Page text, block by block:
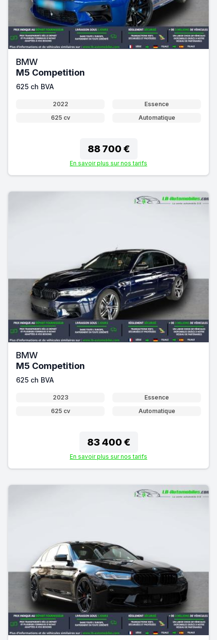
BMW
M5 Competition
625 ch BVA
2022
Essence
625 cv
Automatique
88 700 €
En savoir plus sur nos tarifs
BMW
M5 Competition
625 ch BVA
2023
Essence
625 cv
Automatique
83 400 €
En savoir plus sur nos tarifs